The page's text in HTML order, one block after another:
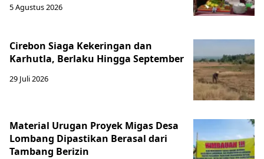
5 Agustus 2026
Cirebon Siaga Kekeringan dan
Karhutla, Berlaku Hingga September
29 Juli 2026
Material Urugan Proyek Migas Desa
Lombang Dipastikan Berasal dari
Tambang Berizin